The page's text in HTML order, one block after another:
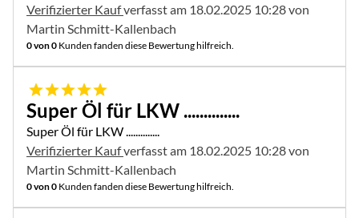
Verifizierter Kaufverfasst am 18.02.2025 10:28 von
Martin Schmitt-Kallenbach
0 von 0 Kunden fanden diese Bewertung hilfreich.
5 von 5
Super Öl für LKW ..............
Super Öl für LKW ..............
Verifizierter Kaufverfasst am 18.02.2025 10:28 von
Martin Schmitt-Kallenbach
0 von 0 Kunden fanden diese Bewertung hilfreich.